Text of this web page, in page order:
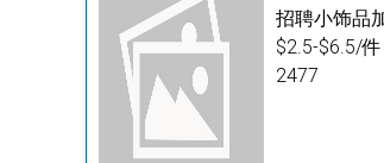
招聘小饰品
$2.5-$6.5/
2477